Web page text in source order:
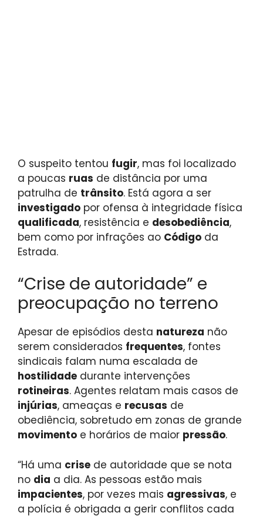
O suspeito tentou fugir, mas foi localizado
a poucas ruas de distância por uma
patrulha de trânsito. Está agora a ser
investigado por ofensa à integridade física
qualificada, resistência e desobediência,
bem como por infrações ao Código da
Estrada.
“Crise de autoridade” e
preocupação no terreno
Apesar de episódios desta natureza não
serem considerados frequentes, fontes
sindicais falam numa escalada de
hostilidade durante intervenções
rotineiras. Agentes relatam mais casos de
injúrias, ameaças e recusas de
obediência, sobretudo em zonas de grande
movimento e horários de maior pressão.
“Há uma crise de autoridade que se nota
no dia a dia. As pessoas estão mais
impacientes, por vezes mais agressivas, e
a polícia é obrigada a gerir conflitos cada